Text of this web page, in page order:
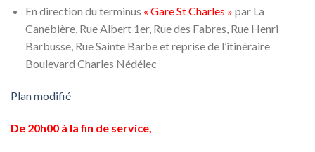
En direction du terminus « Gare St Charles » par La
Canebière, Rue Albert 1er, Rue des Fabres, Rue Henri
Barbusse, Rue Sainte Barbe et reprise de l’itinéraire
Boulevard Charles Nédélec
Plan modifié
De 20h00 à la fin de service,